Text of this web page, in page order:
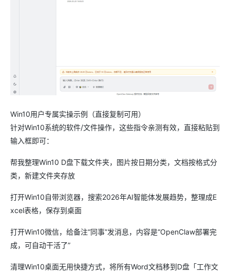
Win10用户专属实操示例（直接复制可用）
针对Win10系统的软件/文件操作，这些指令亲测有效，直接粘贴到
输入框即可：
帮我整理Win10 D盘下载文件夹，图片按日期分类，文档按格式分
类，新建文件夹存放
打开Win10自带浏览器，搜索2026年AI智能体发展趋势，整理成E
xcel表格，保存到桌面
打开Win10微信，给备注“同事”发消息，内容是“OpenClaw部署完
成，可自动干活了”
清理Win10桌面无用快捷方式，将所有Word文档移到D盘「工作文